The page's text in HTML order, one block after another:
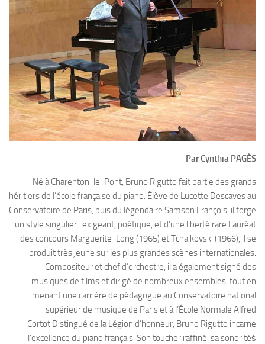
Par Cynthia PAGÈS
Né à Charenton-le-Pont, Bruno Rigutto fait partie des grands
héritiers de l’école française du piano. Élève de Lucette Descaves au
Conservatoire de Paris, puis du légendaire Samson François, il forge
un style singulier : exigeant, poétique, et d’une liberté rare.Lauréat
des concours Marguerite-Long (1965) et Tchaïkovski (1966), il se
produit très jeune sur les plus grandes scènes internationales.
Compositeur et chef d’orchestre, il a également signé des
musiques de films et dirigé de nombreux ensembles, tout en
menant une carrière de pédagogue au Conservatoire national
supérieur de musique de Paris et à l’École Normale Alfred
Cortot.Distingué de la Légion d’honneur, Bruno Rigutto incarne
l’excellence du piano français. Son toucher raffiné, sa sonoritéś